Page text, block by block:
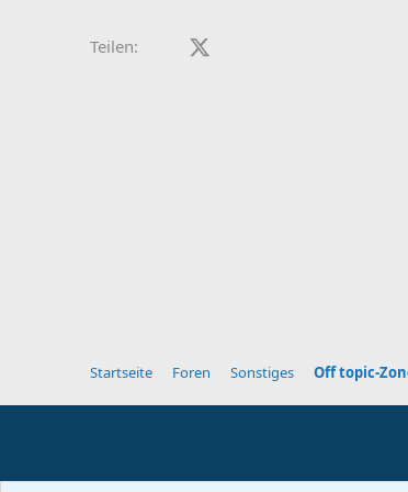
Teilen: Facebook
Startseite Foren Sonstiges Off topic-